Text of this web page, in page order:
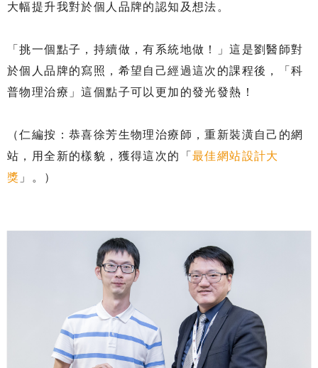
大幅提升我對於個人品牌的認知及想法。
「挑一個點子，持續做，有系統地做！」這是劉醫師對
於個人品牌的寫照，希望自己經過這次的課程後，「科
普物理治療」這個點子可以更加的發光發熱！
（仁編按：恭喜徐芳生物理治療師，重新裝潢自己的網
站，用全新的樣貌，獲得這次的「 最佳網站設計大
獎 」。）